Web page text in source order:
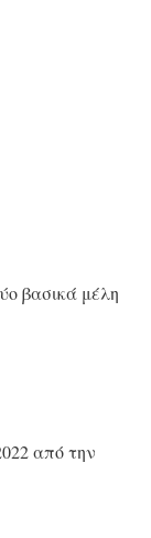
βασικά μέλη
από την